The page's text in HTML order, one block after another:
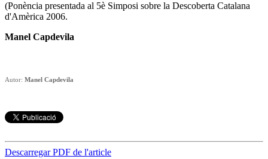
(Ponència presentada al 5è Simposi sobre la Descoberta Catalana
d'Amèrica 2006.
Manel Capdevila
Autor: Manel Capdevila
Descarregar PDF de l'article